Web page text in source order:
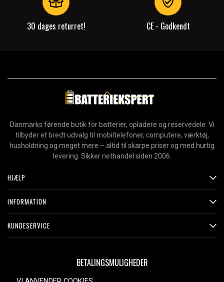
30 dages returret! CE - Godkendt
Danmarks førende butik for batterier, opladere og reservedele. Vi
tilbyder et bredt udvalg til mobiltelefoner, computere, værktøj,
husholdning og meget mere – altid til skarpe priser og med hurtig
levering. Sikker nethandel siden 2006.
HJÆLP
INFORMATION
KUNDESERVICE
BETALINGSMULIGHEDER